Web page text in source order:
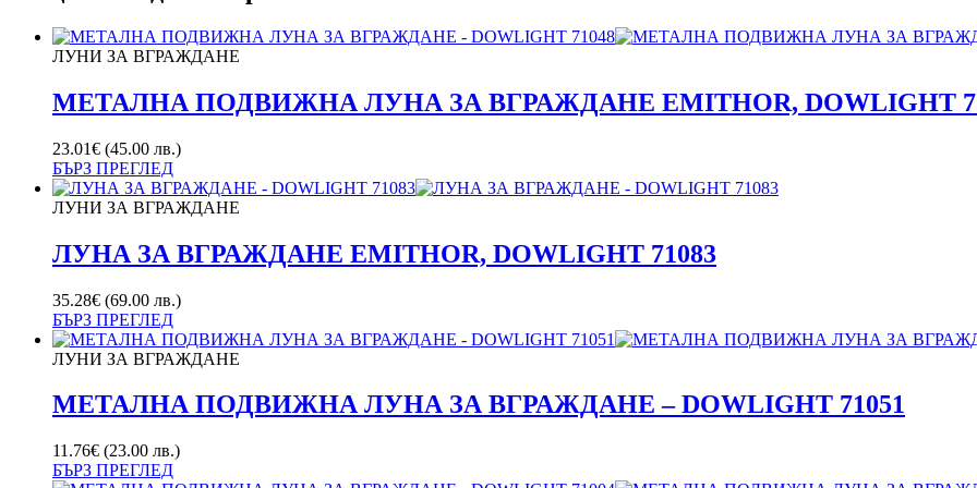
ЛУНИ ЗА ВГРАЖДАНЕ
МЕТАЛНА ПОДВИЖНА ЛУНА ЗА ВГРАЖДАНЕ EMITHOR, DOWLIGHT
23.01€ (45.00 лв.)
БЪРЗ ПРЕГЛЕД
ЛУНИ ЗА ВГРАЖДАНЕ
ЛУНА ЗА ВГРАЖДАНЕ EMITHOR, DOWLIGHT 71083
35.28€ (69.00 лв.)
БЪРЗ ПРЕГЛЕД
ЛУНИ ЗА ВГРАЖДАНЕ
МЕТАЛНА ПОДВИЖНА ЛУНА ЗА ВГРАЖДАНЕ – DOWLIGHT 71051
11.76€ (23.00 лв.)
БЪРЗ ПРЕГЛЕД